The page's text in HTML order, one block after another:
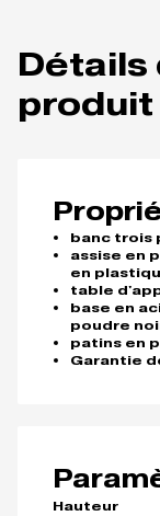
Détails
produit
banc trois
assise en
en
table
base en
poudre
patins en
Garantie
Hauteur